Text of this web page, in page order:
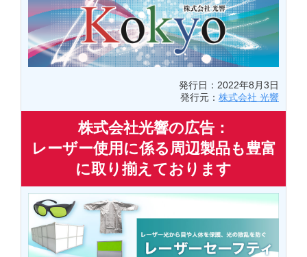
発行日：2022年8月3日
発行元： 株式会社 光響
株式会社光響の広告：
レーザー使用に係る周辺製品も豊富
に取り揃えております